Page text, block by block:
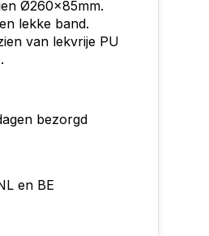
Ø260x85mm.
lekke band.
van lekvrije PU
bezorgd
en BE